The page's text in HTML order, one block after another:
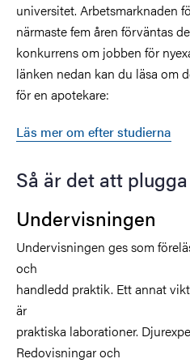
universitet. Arbetsmarknaden
närmaste fem åren förväntas
konkurrens om jobben för
länken nedan kan du läsa om
för en apotekare:
Läs mer om efter studierna
Så är det att plugga
Undervisningen
Undervisningen ges som
och
handledd praktik. Ett annat
är
praktiska laborationer.
Redovisningar och